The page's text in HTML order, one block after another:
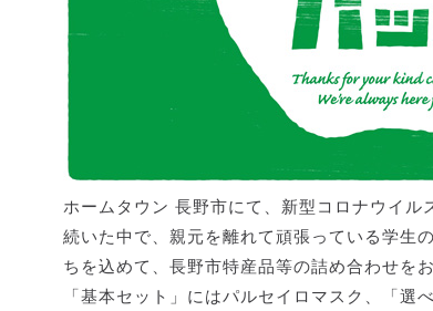
ホームタウン 長野市にて、新型コロナウイ
続いた中で、親元を離れて頑張っている学生
ちを込めて、長野市特産品等の詰め合わせを
「基本セット」にはパルセイロマスク、「